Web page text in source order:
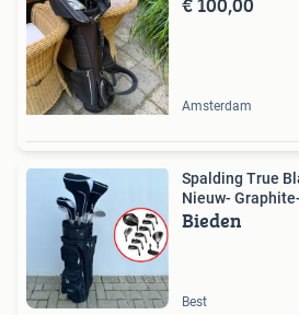
Amsterdam
Spalding True
Nieuw-
Bieden
Best